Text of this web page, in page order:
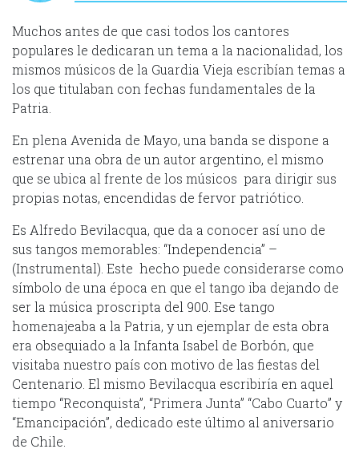
Muchos antes de que casi todos los cantores
populares le dedicaran un tema a la nacionalidad, los
mismos músicos de la Guardia Vieja escribían temas a
los que titulaban con fechas fundamentales de la
Patria.
En plena Avenida de Mayo, una banda se dispone a
estrenar una obra de un autor argentino, el mismo
que se ubica al frente de los músicos para dirigir sus
propias notas, encendidas de fervor patriótico.
Es Alfredo Bevilacqua, que da a conocer así uno de
sus tangos memorables: “Independencia” –
(Instrumental). Este hecho puede considerarse como
símbolo de una época en que el tango iba dejando de
ser la música proscripta del 900. Ese tango
homenajeaba a la Patria, y un ejemplar de esta obra
era obsequiado a la Infanta Isabel de Borbón, que
visitaba nuestro país con motivo de las fiestas del
Centenario. El mismo Bevilacqua escribiría en aquel
tiempo “Reconquista”, “Primera Junta” “Cabo Cuarto” y
“Emancipación”, dedicado este último al aniversario
de Chile.